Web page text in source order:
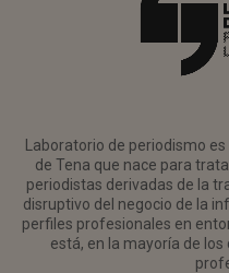
Laboratorio de periodismo
de Tena que nace para
periodistas derivadas de la
disruptivo del negocio de la
perfiles profesionales en
está, en la mayoría de los